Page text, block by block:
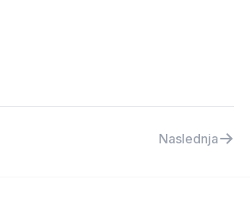
Naslednja